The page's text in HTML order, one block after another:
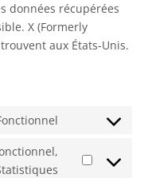
données récupérées
X (Formerly
aux États-Unis.
Consent
service
Consent